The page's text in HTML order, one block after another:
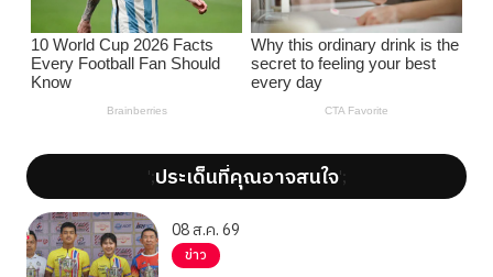
';ประเด็นที่คุณอาจสนใจ';
08 ส.ค. 69
ข่าว